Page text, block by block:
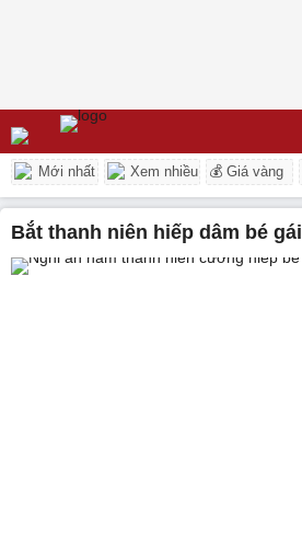
Mới nhất Xem nhiều 💰 Giá vàng
bắt thanh niên hiếp dâm bé gái